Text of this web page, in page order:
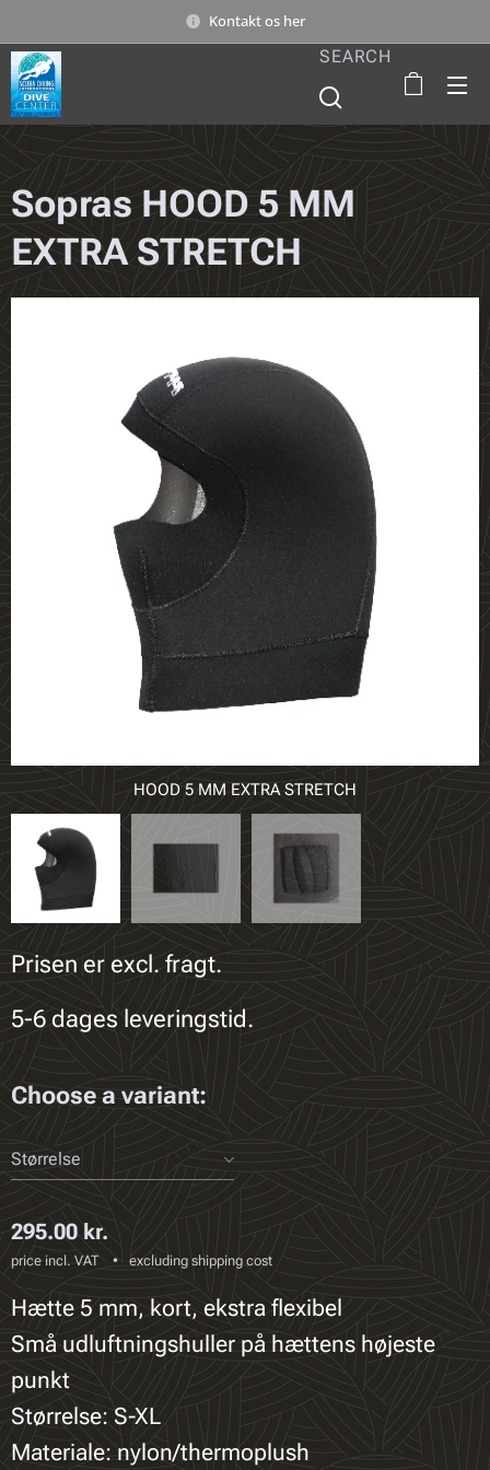
Kontakt os her
SEARCH
Sopras HOOD 5 MM
EXTRA STRETCH
HOOD 5 MM EXTRA STRETCH
Prisen er excl. fragt.
5-6 dages leveringstid.
Choose a variant:
Størrelse
295.00 kr.
price incl. VAT excluding shipping cost
Hætte 5 mm, kort, ekstra flexibel
Små udluftningshuller på hættens højeste
punkt
Størrelse: S-XL
Materiale: nylon/thermoplush